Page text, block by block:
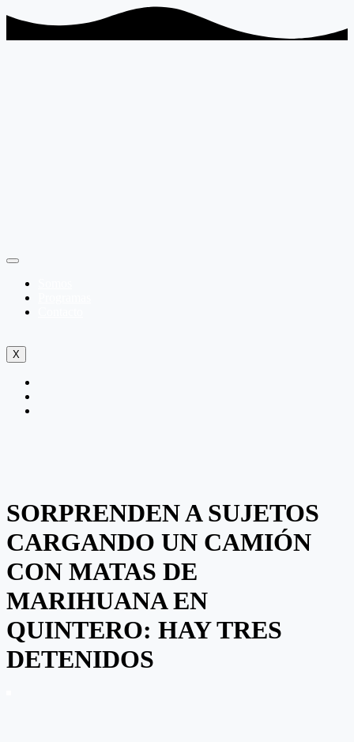
X
SORPRENDEN A SUJETOS
CARGANDO UN CAMIÓN
CON MATAS DE
MARIHUANA EN
QUINTERO: HAY TRES
DETENIDOS